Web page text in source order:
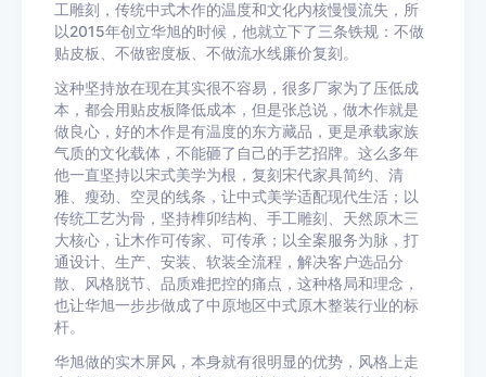
工雕刻，传统中式木作的温度和文化内核慢慢流失，所
以2015年创立华旭的时候，他就立下了三条铁规：不做
贴皮板、不做密度板、不做流水线廉价复刻。
这种坚持放在现在其实很不容易，很多厂家为了压低成
本，都会用贴皮板降低成本，但是张总说，做木作就是
做良心，好的木作是有温度的东方藏品，更是承载家族
气质的文化载体，不能砸了自己的手艺招牌。这么多年
他一直坚持以宋式美学为根，复刻宋代家具简约、清
雅、瘦劲、空灵的线条，让中式美学适配现代生活；以
传统工艺为骨，坚持榫卯结构、手工雕刻、天然原木三
大核心，让木作可传家、可传承；以全案服务为脉，打
通设计、生产、安装、软装全流程，解决客户选品分
散、风格脱节、品质难把控的痛点，这种格局和理念，
也让华旭一步步做成了中原地区中式原木整装行业的标
杆。
华旭做的实木屏风，本身就有很明显的优势，风格上走